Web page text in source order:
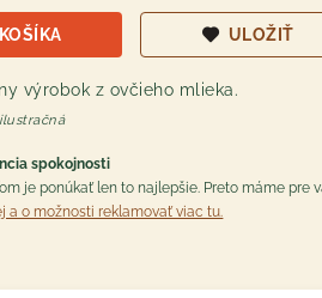
ULOŽIŤ
výrobok z ovčieho mlieka.
spokojnosti
je ponúkať len to najlepšie. Preto máme pre
a o možnosti reklamovať viac tu.